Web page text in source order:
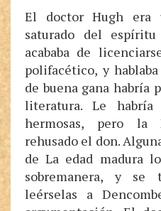
El doctor Hugh era
saturado del
acababa de
polifacético, y
de buena gana habría
literatura. Le habría
hermosas, pero la
rehusado el don.
de La edad madura
sobremanera, y
leérselas a